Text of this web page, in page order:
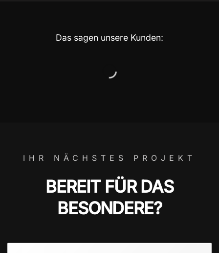
Das sagen unsere Kunden:
IHR NÄCHSTES PROJEKT
BEREIT FÜR DAS
BESONDERE?